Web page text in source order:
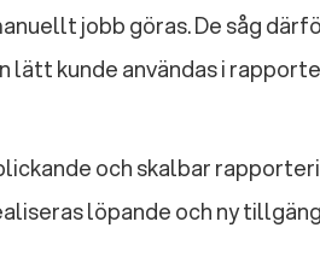
jobb göras. De såg
kunde användas i
och skalbar
löpande och ny